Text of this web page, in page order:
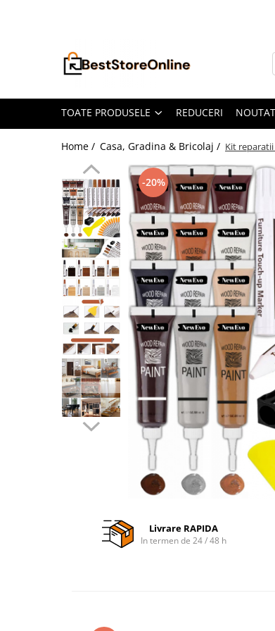
Accesorii aparate climatizare
Accesorii si Piese Aspiratoare
Aspiratoare Universale
iRobot Roomba
Karcher Parkside
Tefal Rowenta X-Force Flex
Xiaomi Roborock
Aspiratoare
Accesorii auto interioare
Aspiratoare Auto
Produse Cosmetica Auto
Casa, Gradina & Bricolaj
Accesorii mese si scaune
Accesorii prize si intrerupatoare
TOATE PRODUSELE REDUCERI
Home / Casa, Gradina & Bricolaj / Kit
-20%
Livrare RAPIDA
In termen de 24 / 48 h